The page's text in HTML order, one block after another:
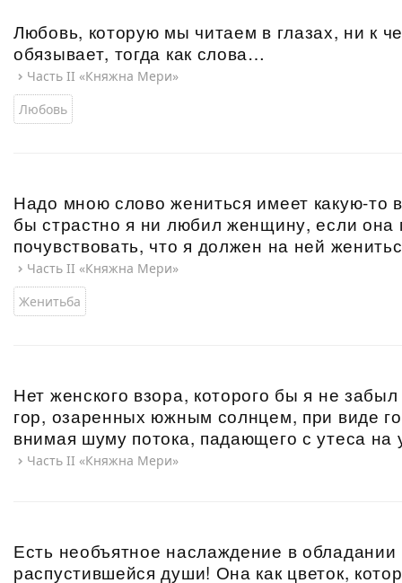
Любовь, которую мы читаем в глазах, ни к
обязывает, тогда как слова…
Часть II «Княжна Мери»
Любовь
Надо мною слово жениться имеет какую-то
бы страстно я ни любил женщину, если она
почувствовать, что я должен на ней
Часть II «Княжна Мери»
Женитьба
Нет женского взора, которого бы я не
гор, озаренных южным солнцем, при виде
внимая шуму потока, падающего с утеса на
Часть II «Княжна Мери»
Есть необъятное наслаждение в
распустившейся души! Она как цветок,